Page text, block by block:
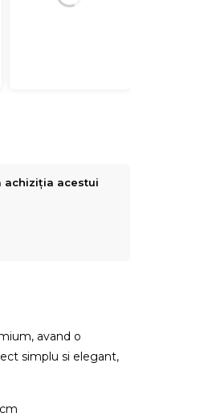
achiziția acestui
avand o
simplu si elegant,